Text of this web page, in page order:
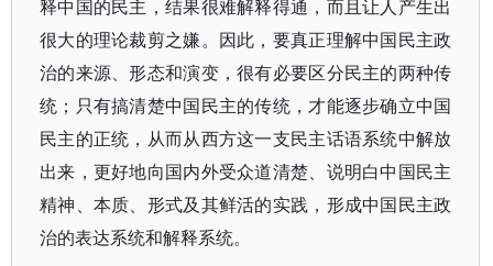
释中国的民主，结果很难解释得通，而且让人产生出
很大的理论裁剪之嫌。因此，要真正理解中国民主政
治的来源、形态和演变，很有必要区分民主的两种传
统；只有搞清楚中国民主的传统，才能逐步确立中国
民主的正统，从而从西方这一支民主话语系统中解放
出来，更好地向国内外受众道清楚、说明白中国民主
精神、本质、形式及其鲜活的实践，形成中国民主政
治的表达系统和解释系统。